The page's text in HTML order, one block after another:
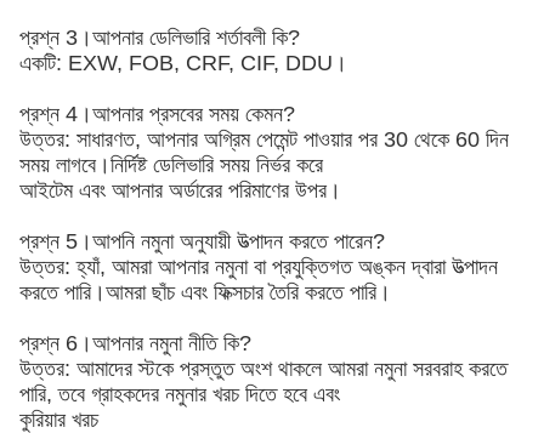
প্রশ্ন 3।আপনার ডেলিভারি শর্তাবলী কি?
একটি: EXW, FOB, CRF, CIF, DDU।
প্রশ্ন 4।আপনার প্রসবের সময় কেমন?
উত্তর: সাধারণত, আপনার অগ্রিম পেমেন্ট পাওয়ার পর 30 থেকে 60 দিন
সময় লাগবে।নির্দিষ্ট ডেলিভারি সময় নির্ভর করে
আইটেম এবং আপনার অর্ডারের পরিমাণের উপর।
প্রশ্ন 5।আপনি নমুনা অনুযায়ী উত্পাদন করতে পারেন?
উত্তর: হ্যাঁ, আমরা আপনার নমুনা বা প্রযুক্তিগত অঙ্কন দ্বারা উত্পাদন
করতে পারি।আমরা ছাঁচ এবং ফিক্সচার তৈরি করতে পারি।
প্রশ্ন 6।আপনার নমুনা নীতি কি?
উত্তর: আমাদের স্টকে প্রস্তুত অংশ থাকলে আমরা নমুনা সরবরাহ করতে
পারি, তবে গ্রাহকদের নমুনার খরচ দিতে হবে এবং
কুরিয়ার খরচ